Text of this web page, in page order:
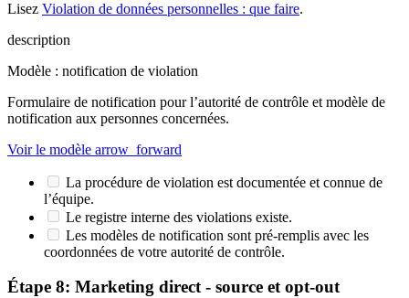
Lisez Violation de données personnelles : que faire.
description
Modèle : notification de violation
Formulaire de notification pour l’autorité de contrôle et modèle de
notification aux personnes concernées.
Voir le modèle arrow_forward
La procédure de violation est documentée et connue de
l’équipe.
Le registre interne des violations existe.
Les modèles de notification sont pré-remplis avec les
coordonnées de votre autorité de contrôle.
Étape 8: Marketing direct - source et opt-out